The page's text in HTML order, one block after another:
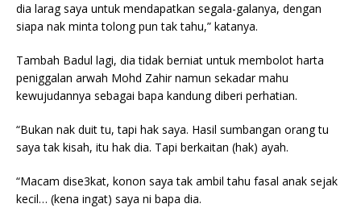
dia larag saya untuk mendapatkan segala-galanya, dengan
siapa nak minta tolong pun tak tahu,” katanya.
Tambah Badul lagi, dia tidak berniat untuk membolot harta
peniggalan arwah Mohd Zahir namun sekadar mahu
kewujudannya sebagai bapa kandung diberi perhatian.
“Bukan nak duit tu, tapi hak saya. Hasil sumbangan orang tu
saya tak kisah, itu hak dia. Tapi berkaitan (hak) ayah.
“Macam dise3kat, konon saya tak ambil tahu fasal anak sejak
kecil… (kena ingat) saya ni bapa dia.